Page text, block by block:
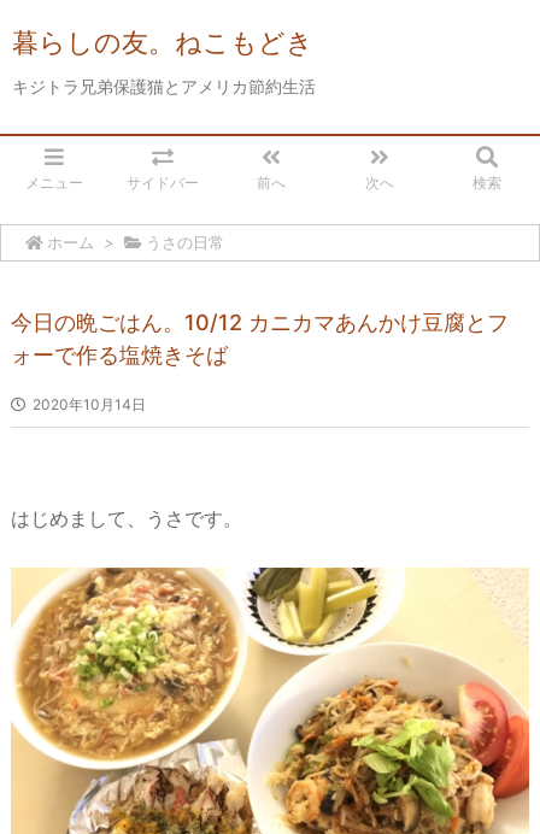
暮らしの友。ねこもどき
キジトラ兄弟保護猫とアメリカ節約生活
メニュー サイドバー 前へ 次へ 検索
ホーム > うさの日常
今日の晩ごはん。10/12 カニカマあんかけ豆腐とフ
ォーで作る塩焼きそば
2020年10月14日
はじめまして、うさです。